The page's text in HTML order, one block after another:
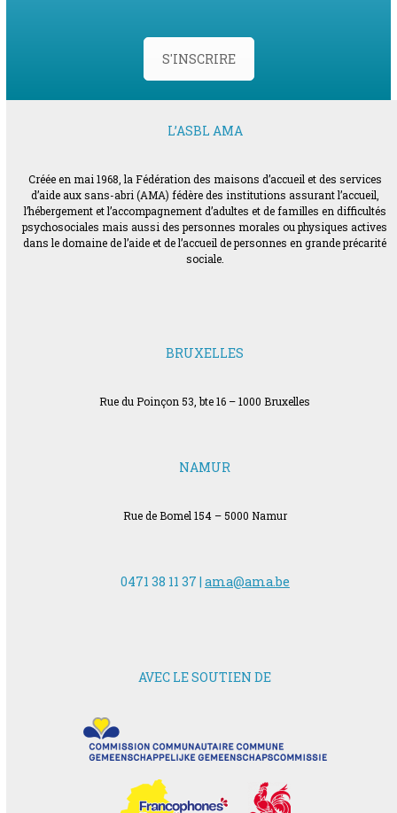
S'INSCRIRE
L’ASBL AMA
Créée en mai 1968, la Fédération des maisons d’accueil et des services
d’aide aux sans-abri (AMA) fédère des institutions assurant l’accueil,
l’hébergement et l’accompagnement d’adultes et de familles en difficultés
psychosociales mais aussi des personnes morales ou physiques actives
dans le domaine de l’aide et de l’accueil de personnes en grande précarité
sociale.
BRUXELLES
Rue du Poinçon 53, bte 16 – 1000 Bruxelles
NAMUR
Rue de Bomel 154 – 5000 Namur
0471 38 11 37 | ama@ama.be
AVEC LE SOUTIEN DE